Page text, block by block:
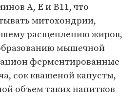
А, Е и В11, что
митохондрии,
расщеплению жиров,
мышечной
ферментированные
сок квашеной капусты,
объем таких напитков